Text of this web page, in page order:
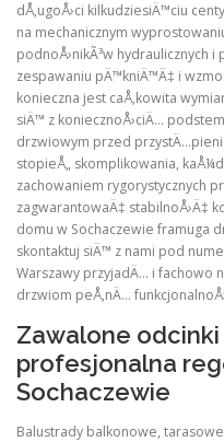
dÅ‚ugoÅ›ci kilkudziesiÄ™ciu
na mechanicznym
podnoÅ›nikÃ³w hydraulicznych
zespawaniu pÄ™kniÄ™Ä‡ i
konieczna jest caÅ‚kowita
siÄ™ z koniecznoÅ›ciÄ…
drzwiowym przed
stopieÅ„ skomplikowania,
zachowaniem rygorystycznych
zagwarantowaÄ‡ stabilnoÅ›Ä‡
domu w Sochaczewie framuga
skontaktuj siÄ™ z nami pod
Warszawy przyjadÄ… i fachowo
drzwiom peÅ‚nÄ…
Zawalone
profesjonalna
Sochaczewie
Balustrady balkonowe,